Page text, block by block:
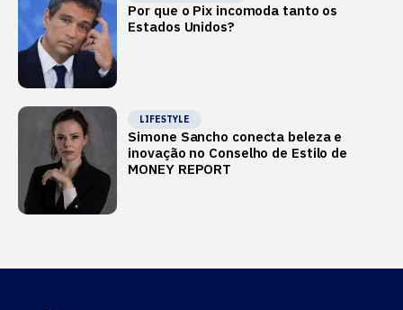
Por que o Pix incomoda tanto os
Estados Unidos?
LIFESTYLE
Simone Sancho conecta beleza e
inovação no Conselho de Estilo de
MONEY REPORT